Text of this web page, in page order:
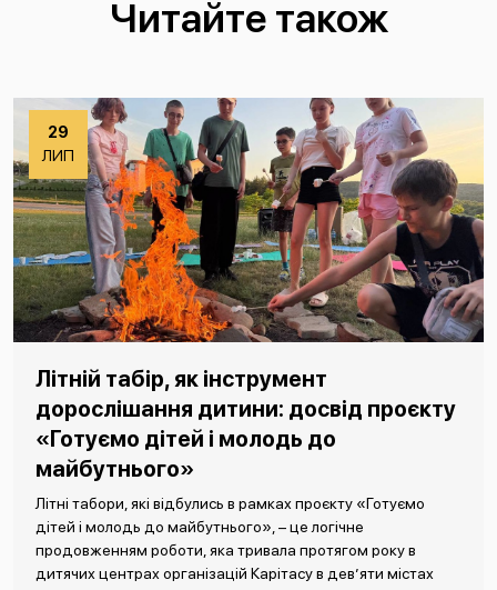
Читайте також
29
ЛИП
Літній табір, як інструмент
дорослішання дитини: досвід проєкту
«Готуємо дітей і молодь до
майбутнього»
Літні табори, які відбулись в рамках проєкту «Готуємо
дітей і молодь до майбутнього», – це логічне
продовженням роботи, яка тривала протягом року в
дитячих центрах організацій Карітасу в дев’яти містах